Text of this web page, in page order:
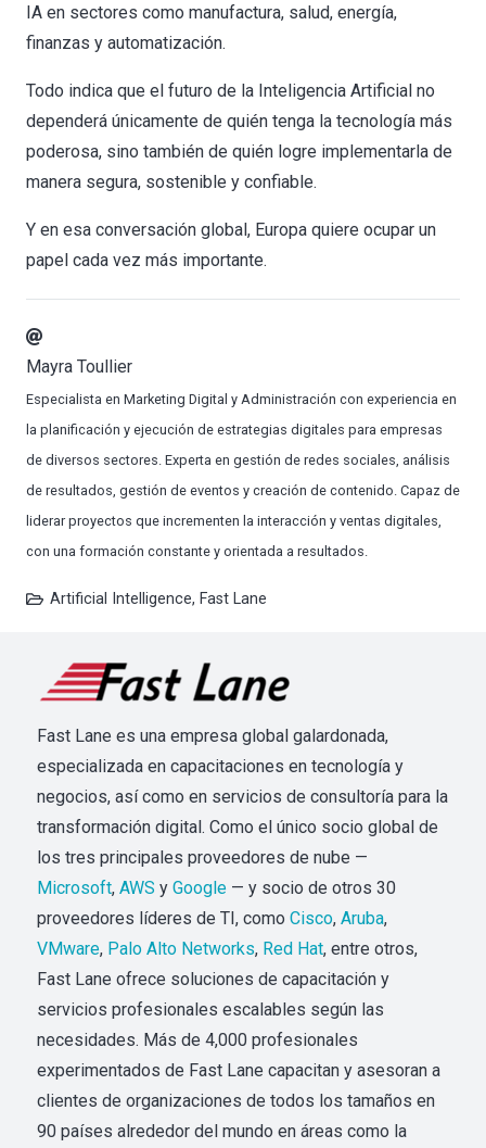
IA en sectores como manufactura, salud, energía,
finanzas y automatización.
Todo indica que el futuro de la Inteligencia Artificial no
dependerá únicamente de quién tenga la tecnología más
poderosa, sino también de quién logre implementarla de
manera segura, sostenible y confiable.
Y en esa conversación global, Europa quiere ocupar un
papel cada vez más importante.
Mayra Toullier
Especialista en Marketing Digital y Administración con experiencia en
la planificación y ejecución de estrategias digitales para empresas
de diversos sectores. Experta en gestión de redes sociales, análisis
de resultados, gestión de eventos y creación de contenido. Capaz de
liderar proyectos que incrementen la interacción y ventas digitales,
con una formación constante y orientada a resultados.
Artificial Intelligence, Fast Lane
Fast Lane es una empresa global galardonada,
especializada en capacitaciones en tecnología y
negocios, así como en servicios de consultoría para la
transformación digital. Como el único socio global de
los tres principales proveedores de nube —
Microsoft, AWS y Google — y socio de otros 30
proveedores líderes de TI, como Cisco, Aruba,
VMware, Palo Alto Networks, Red Hat, entre otros,
Fast Lane ofrece soluciones de capacitación y
servicios profesionales escalables según las
necesidades. Más de 4,000 profesionales
experimentados de Fast Lane capacitan y asesoran a
clientes de organizaciones de todos los tamaños en
90 países alrededor del mundo en áreas como la